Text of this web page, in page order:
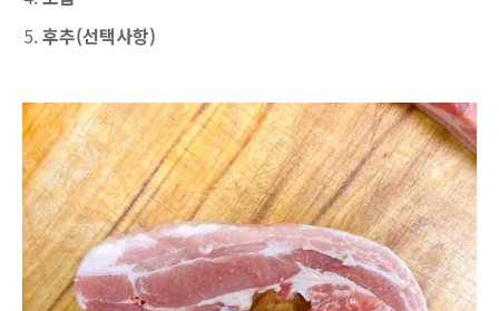
후추(선택사항)